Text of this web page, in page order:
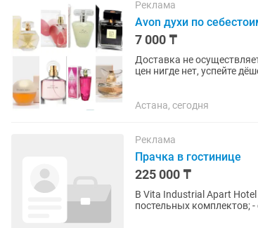
Реклама
Avon духи по
7 000 ₸
Доставка не
цен нигде нет, успейте дёшево купить
Астана, сегодня
Реклама
Прачка в гостинице
225 000 ₸
В Vita Industrial Apart Hotel требуется
постельных комплектов;